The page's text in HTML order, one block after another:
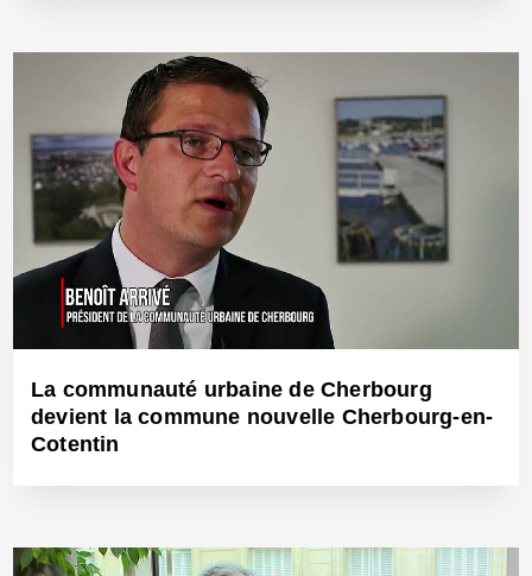
19 Juin 2018 - Réf: BW25491
La communauté urbaine de Cherbourg
devient la commune nouvelle Cherbourg-en-
Cotentin